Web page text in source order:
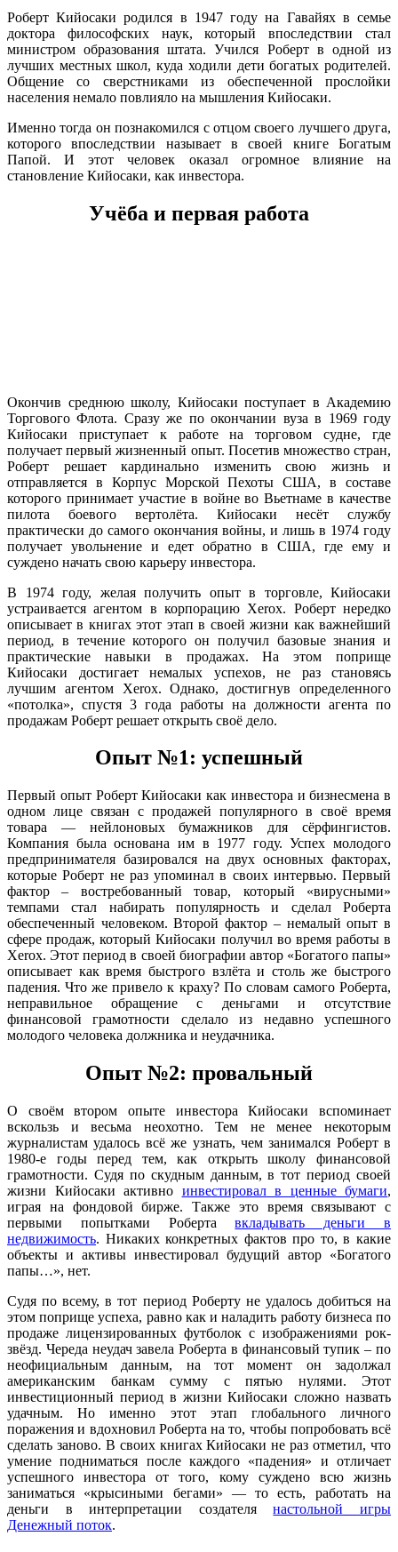
Роберт Кийосаки родился в 1947 году на Гавайях в семье
доктора философских наук, который впоследствии стал
министром образования штата. Учился Роберт в одной из
лучших местных школ, куда ходили дети богатых родителей.
Общение со сверстниками из обеспеченной прослойки
населения немало повлияло на мышления Кийосаки.
Именно тогда он познакомился с отцом своего лучшего друга,
которого впоследствии называет в своей книге Богатым
Папой. И этот человек оказал огромное влияние на
становление Кийосаки, как инвестора.
Учёба и первая работа
Окончив среднюю школу, Кийосаки поступает в Академию
Торгового Флота. Сразу же по окончании вуза в 1969 году
Кийосаки приступает к работе на торговом судне, где
получает первый жизненный опыт. Посетив множество стран,
Роберт решает кардинально изменить свою жизнь и
отправляется в Корпус Морской Пехоты США, в составе
которого принимает участие в войне во Вьетнаме в качестве
пилота боевого вертолёта. Кийосаки несёт службу
практически до самого окончания войны, и лишь в 1974 году
получает увольнение и едет обратно в США, где ему и
суждено начать свою карьеру инвестора.
В 1974 году, желая получить опыт в торговле, Кийосаки
устраивается агентом в корпорацию Xerox. Роберт нередко
описывает в книгах этот этап в своей жизни как важнейший
период, в течение которого он получил базовые знания и
практические навыки в продажах. На этом поприще
Кийосаки достигает немалых успехов, не раз становясь
лучшим агентом Xerox. Однако, достигнув определенного
«потолка», спустя 3 года работы на должности агента по
продажам Роберт решает открыть своё дело.
Опыт №1: успешный
Первый опыт Роберт Кийосаки как инвестора и бизнесмена в
одном лице связан с продажей популярного в своё время
товара — нейлоновых бумажников для сёрфингистов.
Компания была основана им в 1977 году. Успех молодого
предпринимателя базировался на двух основных факторах,
которые Роберт не раз упоминал в своих интервью. Первый
фактор – востребованный товар, который «вирусными»
темпами стал набирать популярность и сделал Роберта
обеспеченный человеком. Второй фактор – немалый опыт в
сфере продаж, который Кийосаки получил во время работы в
Xerox. Этот период в своей биографии автор «Богатого папы»
описывает как время быстрого взлёта и столь же быстрого
падения. Что же привело к краху? По словам самого Роберта,
неправильное обращение с деньгами и отсутствие
финансовой грамотности сделало из недавно успешного
молодого человека должника и неудачника.
Опыт №2: провальный
О своём втором опыте инвестора Кийосаки вспоминает
вскользь и весьма неохотно. Тем не менее некоторым
журналистам удалось всё же узнать, чем занимался Роберт в
1980-е годы перед тем, как открыть школу финансовой
грамотности. Судя по скудным данным, в тот период своей
жизни Кийосаки активно инвестировал в ценные бумаги,
играя на фондовой бирже. Также это время связывают с
первыми попытками Робертавкладывать деньги в
недвижимость. Никаких конкретных фактов про то, в какие
объекты и активы инвестировал будущий автор «Богатого
папы…», нет.
Судя по всему, в тот период Роберту не удалось добиться на
этом поприще успеха, равно как и наладить работу бизнеса по
продаже лицензированных футболок с изображениями рок-
звёзд. Череда неудач завела Роберта в финансовый тупик – по
неофициальным данным, на тот момент он задолжал
американским банкам сумму с пятью нулями. Этот
инвестиционный период в жизни Кийосаки сложно назвать
удачным. Но именно этот этап глобального личного
поражения и вдохновил Роберта на то, чтобы попробовать всё
сделать заново. В своих книгах Кийосаки не раз отметил, что
умение подниматься после каждого «падения» и отличает
успешного инвестора от того, кому суждено всю жизнь
заниматься «крысиными бегами» — то есть, работать на
деньги в интерпретации создателянастольной игры
Денежный поток.